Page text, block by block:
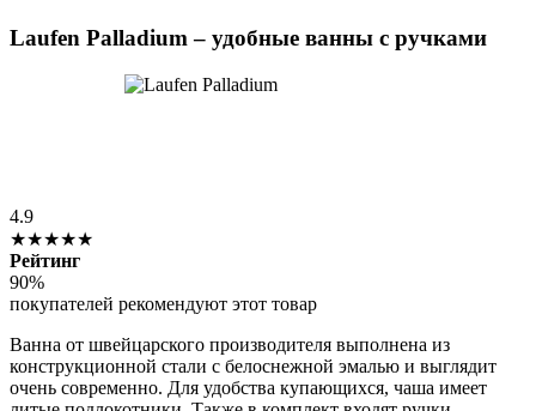
Laufen Palladium – удобные ванны с ручками
4.9
★★★★★
Рейтинг
90%
покупателей рекомендуют этот товар
Ванна от швейцарского производителя выполнена из
конструкционной стали с белоснежной эмалью и выглядит
очень современно. Для удобства купающихся, чаша имеет